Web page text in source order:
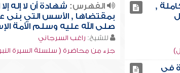
,
الفهرس: شهادة أن لا إله
بمقتضاها , الأسس التي بنى
صلى الله عليه وسلم الأمة
للشيخ: راغب السرجاني
جزء من محاضرة ( سلسلة السيرة
في